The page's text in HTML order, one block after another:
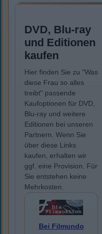
DVD, Blu-ray
und Editionen
kaufen
Hier finden Sie zu "Was
diese Frau so alles
treibt" passende
Kaufoptionen für DVD,
Blu-ray und weitere
Editionen bei unseren
Partnern. Wenn Sie
über diese Links
kaufen, erhalten wir
ggf. eine Provision. Für
Sie entstehen keine
Mehrkosten.
Bei Filmundo